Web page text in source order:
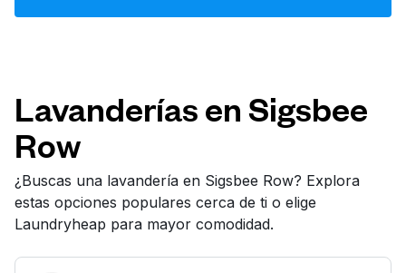
Síguenos en
Lavanderías en Sigsbee
Row
¿Buscas una lavandería en Sigsbee Row? Explora
estas opciones populares cerca de ti o elige
Laundryheap para mayor comodidad.